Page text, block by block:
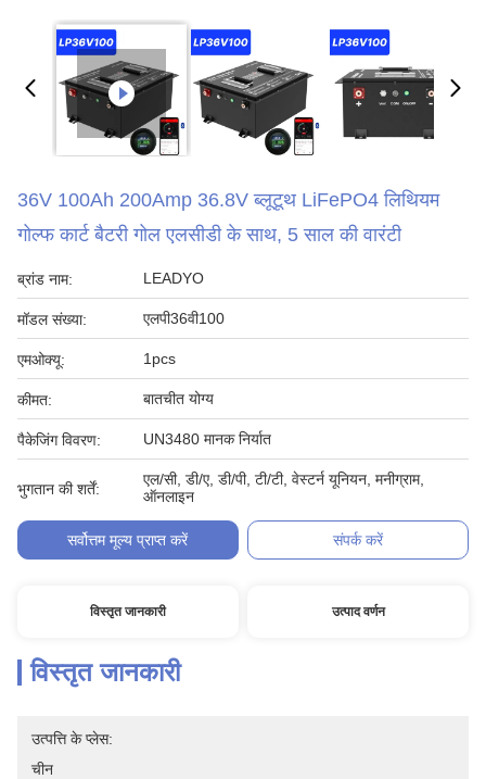
36V 100Ah 200Amp 36.8V ब्लूटूथ LiFePO4 लिथियम
गोल्फ कार्ट बैटरी गोल एलसीडी के साथ, 5 साल की वारंटी
ब्रांड नाम: LEADYO
मॉडल संख्या: एलपी36वी100
एमओक्यू: 1pcs
कीमत: बातचीत योग्य
पैकेजिंग विवरण: UN3480 मानक निर्यात
भुगतान की शर्तें:
एल/सी, डी/ए, डी/पी, टी/टी, वेस्टर्न यूनियन, मनीग्राम,
ऑनलाइन
सर्वोत्तम मूल्य प्राप्त करें संपर्क करें
विस्तृत जानकारी उत्पाद वर्णन
विस्तृत जानकारी
उत्पत्ति के प्लेस:
चीन